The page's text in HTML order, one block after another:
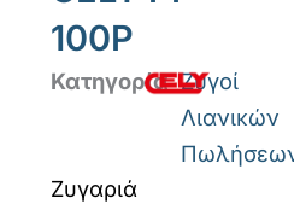
100P
Κατηγορία Ζυγοί
Λιανικών
Ζυγαριά